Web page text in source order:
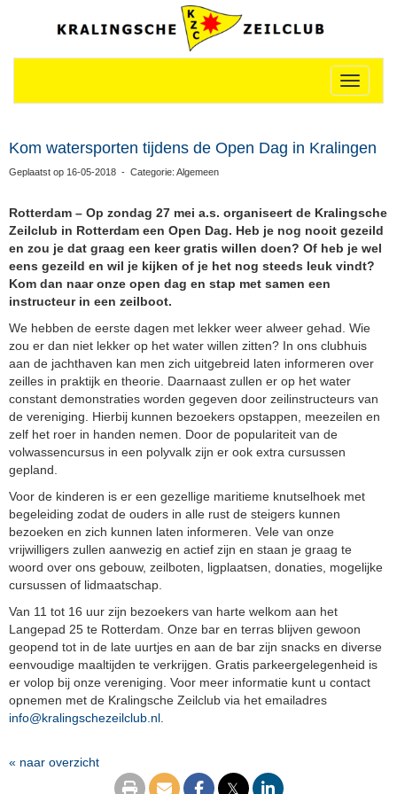
Toggle
Kom watersporten tijdens de Open Dag in Kralingen
Geplaatst op 16-05-2018 - Categorie: Algemeen
Rotterdam – Op zondag 27 mei a.s. organiseert de Kralingsche
Zeilclub in Rotterdam een Open Dag. Heb je nog nooit gezeild
en zou je dat graag een keer gratis willen doen? Of heb je wel
eens gezeild en wil je kijken of je het nog steeds leuk vindt?
Kom dan naar onze open dag en stap met samen een
instructeur in een zeilboot.
We hebben de eerste dagen met lekker weer alweer gehad. Wie
zou er dan niet lekker op het water willen zitten? In ons clubhuis
aan de jachthaven kan men zich uitgebreid laten informeren over
zeilles in praktijk en theorie. Daarnaast zullen er op het water
constant demonstraties worden gegeven door zeilinstructeurs van
de vereniging. Hierbij kunnen bezoekers opstappen, meezeilen en
zelf het roer in handen nemen. Door de populariteit van de
volwassencursus in een polyvalk zijn er ook extra cursussen
gepland.
Voor de kinderen is er een gezellige maritieme knutselhoek met
begeleiding zodat de ouders in alle rust de steigers kunnen
bezoeken en zich kunnen laten informeren. Vele van onze
vrijwilligers zullen aanwezig en actief zijn en staan je graag te
woord over ons gebouw, zeilboten, ligplaatsen, donaties, mogelijke
cursussen of lidmaatschap.
Van 11 tot 16 uur zijn bezoekers van harte welkom aan het
Langepad 25 te Rotterdam. Onze bar en terras blijven gewoon
geopend tot in de late uurtjes en aan de bar zijn snacks en diverse
eenvoudige maaltijden te verkrijgen. Gratis parkeergelegenheid is
er volop bij onze vereniging. Voor meer informatie kunt u contact
opnemen met de Kralingsche Zeilclub via het emailadres
info@kralingschezeilclub.nl
« naar overzicht
𝕏